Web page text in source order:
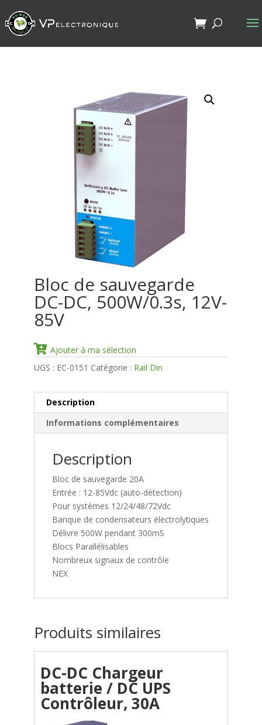
Bloc de sauvegarde
DC-DC, 500W/0.3s, 12V-
85V
Ajouter à ma sélection
UGS : EC-0151 Catégorie : Rail Din
Description
Informations complémentaires
Description
Bloc de sauvegarde 20A
Entrée : 12-85Vdc (auto-détection)
Pour systèmes 12/24/48/72Vdc
Banque de condensateurs électrolytiques
Délivre 500W pendant 300mS
Blocs Parallélisables
Nombreux signaux de contrôle
NEX
Produits similaires
DC-DC Chargeur
batterie / DC UPS
Contrôleur, 30A